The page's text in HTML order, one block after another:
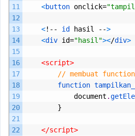
11
12
13
14
15
16
17
18
19
20
21
22
<button onclick=
<!-- id hasil -->
<div id="hasil"></div>
<script>
// membuat function
function
document .
}
</script>